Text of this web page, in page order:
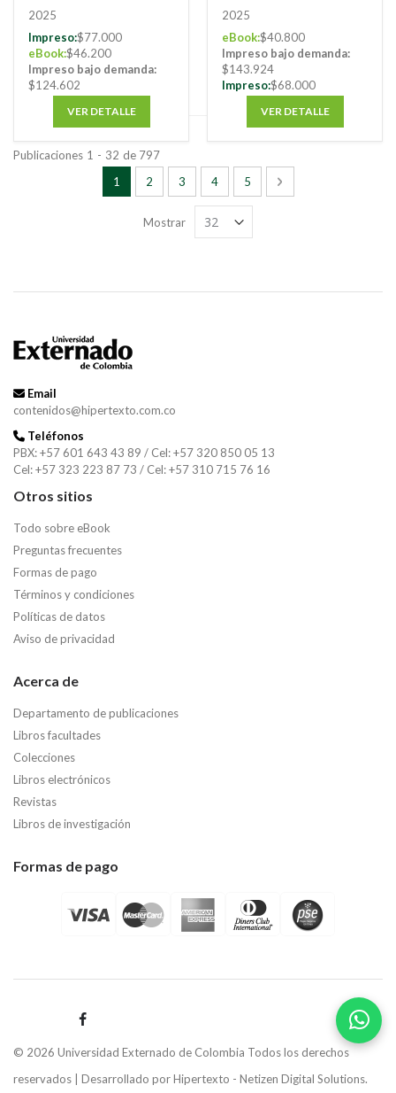
2025
Impreso:$77.000
eBook:$46.200
Impreso bajo demanda:
$124.602
VER DETALLE
2025
eBook:$40.800
Impreso bajo demanda:
$143.924
Impreso:$68.000
VER DETALLE
Publicaciones 1 - 32 de 797
Está viendo la página
1 Página
2 Página
3 Página
4 Página
5 Página
Siguiente
Mostrar
Email
contenidos@hipertexto.com.co
Teléfonos
PBX: +57 601 643 43 89 / Cel: +57 320 850 05 13
Cel: +57 323 223 87 73 / Cel: +57 310 715 76 16
Otros sitios
Todo sobre eBook
Preguntas frecuentes
Formas de pago
Términos y condiciones
Políticas de datos
Aviso de privacidad
Acerca de
Departamento de publicaciones
Libros facultades
Colecciones
Libros electrónicos
Revistas
Libros de investigación
Formas de pago
© 2026 Universidad Externado de Colombia Todos los derechos
reservados | Desarrollado porHipertexto - Netizen Digital Solutions.